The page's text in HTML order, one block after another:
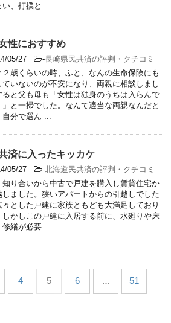
、打撲と ...
性におすすめ
05/27 -長崎県民共済の評判・クチコミ
２歳くらいの時、ふと、なんの生命保険にも
ていないのが不安になり、両親に相談しまし
ると父も母も「女性は独身のうちは入らんで
」と一掃でした。なんて適当な両親なんだと
分で選ん ...
済に入ったキッカケ
05/27 -北海道民共済の評判・クチコミ
知り合いから中古で戸建を購入し賃貸住宅か
しました。狭いアパートからの引越しでした
々とした戸建に家族ともども大満足しており
しかしこの戸建に入居する前に、水廻りや床
繕が必要 ...
4 5 6 … 51